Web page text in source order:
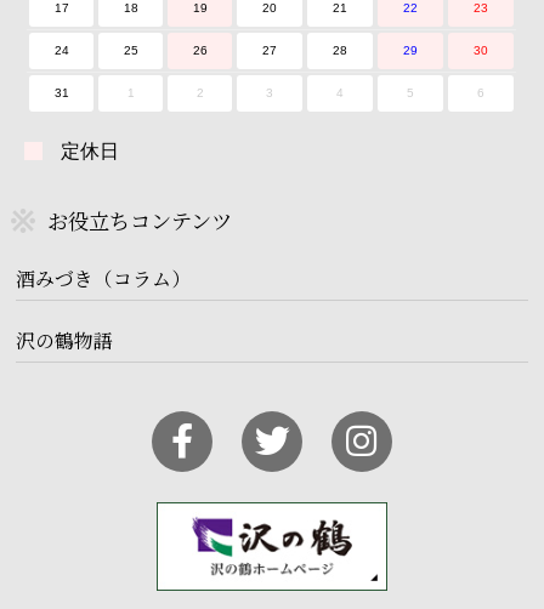
17 18 19 20 21 22 23
24 25 26 27 28 29 30
31 1 2 3 4 5 6
定休日
お役立ちコンテンツ
酒みづき（コラム）
沢の鶴物語